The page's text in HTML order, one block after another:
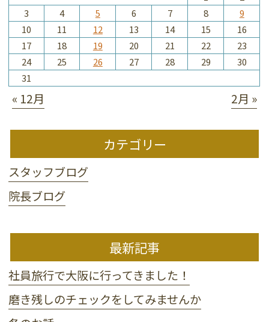
3
4 5 6 7 8
9
10
11 12 13 14 15
16
17
18 19 20 21 22
23
24
25 26 27 28 29
30
31
« 12月 2月 »
カテゴリー
スタッフブログ
院長ブログ
最新記事
社員旅行で大阪に行ってきました！
磨き残しのチェックをしてみませんか